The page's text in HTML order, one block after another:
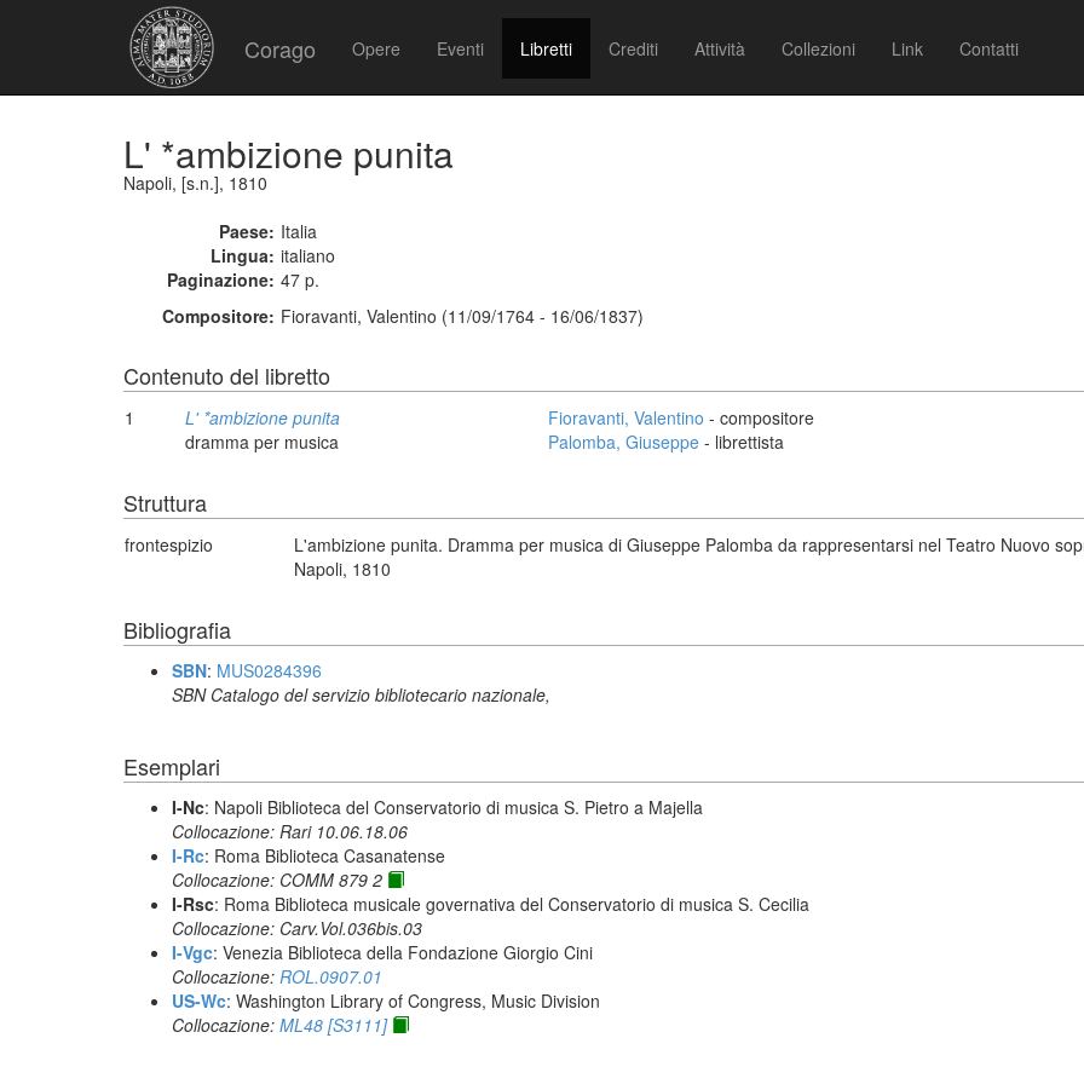
Corago Opere Eventi Libretti Crediti Attività Collezioni Link Contatti
L' *ambizione punita
Napoli, [s.n.], 1810
Paese: Italia
Lingua: italiano
Paginazione: 47 p.
Compositore: Fioravanti, Valentino (11/09/1764 - 16/06/1837)
Contenuto del libretto
1
L' *ambizione punita
dramma per musica
Fioravanti, Valentino - compositore
Palomba, Giuseppe - librettista
Struttura
frontespizio
L'ambizione punita. Dramma per musica di Giuseppe Palomba da rappresentarsi nel Teatro Nuovo
Napoli, 1810
Bibliografia
SBN: MUS0284396
SBN Catalogo del servizio bibliotecario nazionale,
Esemplari
I-Nc: Napoli Biblioteca del Conservatorio di musica S. Pietro a Majella
Collocazione: Rari 10.06.18.06
I-Rc: Roma Biblioteca Casanatense
Collocazione: COMM 879 2
I-Rsc: Roma Biblioteca musicale governativa del Conservatorio di musica S. Cecilia
Collocazione: Carv.Vol.036bis.03
I-Vgc: Venezia Biblioteca della Fondazione Giorgio Cini
Collocazione: ROL.0907.01
US-Wc: Washington Library of Congress, Music Division
Collocazione: ML48 [S3111]